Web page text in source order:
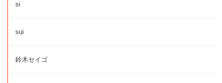
si
sui
鈴木セイゴ